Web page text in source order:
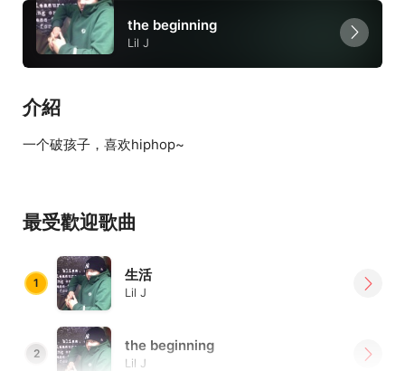
the beginning
Lil J
介紹
一个破孩子，喜欢hiphop~
最受歡迎歌曲
1 生活
Lil J
2 the beginning
Lil J